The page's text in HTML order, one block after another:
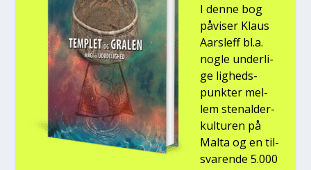
I den­ne bog
påvi­ser Klaus
Aars­l­eff bl.a.
nog­le under­li­
ge lig­heds­
punk­ter mel­
lem ste­nal­der­
kul­tu­ren på
Mal­ta og en til­
sva­ren­de 5.000